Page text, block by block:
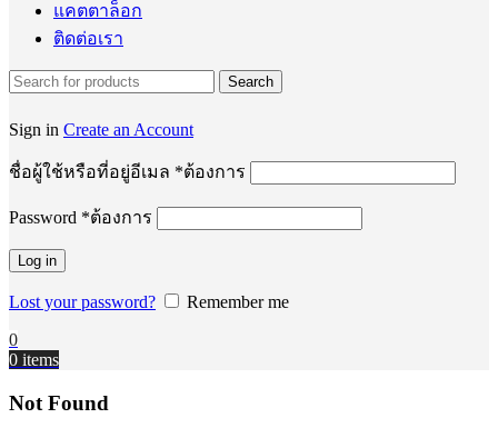
แคตตาล็อก
ติดต่อเรา
Search
Sign in Create an Account
ชื่อผู้ใช้หรือที่อยู่อีเมล *ต้องการ
Password *ต้องการ
Log in
Lost your password?
Remember me
0
0 items
Not Found